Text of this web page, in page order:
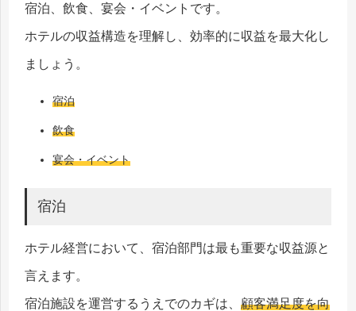
宿泊、飲食、宴会・イベントです。
ホテルの収益構造を理解し、効率的に収益を最大化し
ましょう。
宿泊
飲食
宴会・イベント
宿泊
ホテル経営において、宿泊部門は最も重要な収益源と
言えます。
宿泊施設を運営するうえでのカギは、顧客満足度を向